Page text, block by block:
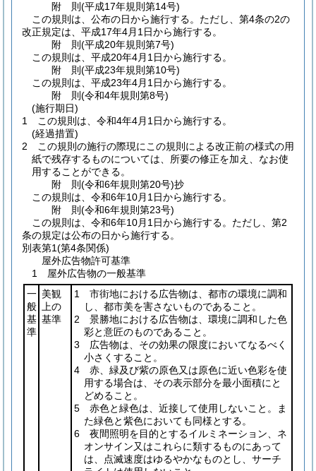
附 則(平成17年規則第14号)
この規則は、公布の日から施行する。 ただし、第4条の2の
改正規定は、平成17年4月1日から施行する。
附 則(平成20年規則第7号)
この規則は、平成20年4月1日から施行する。
附 則(平成23年規則第10号)
この規則は、平成23年4月1日から施行する。
附 則(令和4年規則第8号)
(施行期日)
1
この規則は、令和4年4月1日から施行する。
(経過措置)
2
この規則の施行の際現にこの規則による改正前の様式の用
紙で残存するものについては、所要の修正を加え、なお使
用することができる。
附 則(令和6年規則第20号)抄
この規則は、令和6年10月1日から施行する。
附 則(令和6年規則第23号)
この規則は、令和6年10月1日から施行する。 ただし、第2
条の規定は公布の日から施行する。
別表第1(第4条関係)
屋外広告物許可基準
1 屋外広告物の一般基準
一
般
基
準
美観
上の
基準
1 市街地における広告物は、都市の環境に調和
し、都市美を害さないものであること。
2 景勝地における広告物は、環境に調和した色
彩と意匠のものであること。
3 広告物は、その効果の限度においてなるべく
小さくすること。
4 赤、緑及び紫の原色又は原色に近い色彩を使
用する場合は、その表示部分を最小面積にと
どめること。
5 赤色と緑色は、近接して使用しないこと。ま
た緑色と紫色においても同様とする。
6 夜間照明を目的とするイルミネーション、ネ
オンサイン又はこれらに類するものにあって
は、点滅速度はゆるやかなものとし、サーチ